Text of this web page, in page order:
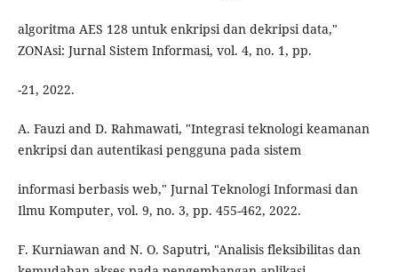
algoritma AES 128 untuk enkripsi dan dekripsi data,"
ZONAsi: Jurnal Sistem Informasi, vol. 4, no. 1, pp.
-21, 2022.
A. Fauzi and D. Rahmawati, "Integrasi teknologi keamanan
enkripsi dan autentikasi pengguna pada sistem
informasi berbasis web," Jurnal Teknologi Informasi dan
Ilmu Komputer, vol. 9, no. 3, pp. 455-462, 2022.
F. Kurniawan and N. O. Saputri, "Analisis fleksibilitas dan